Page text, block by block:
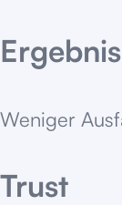
Ergebnis
Weniger
Trust